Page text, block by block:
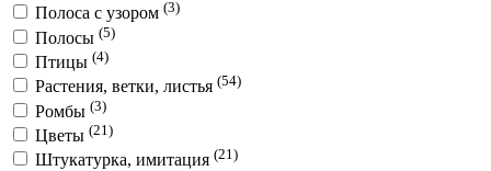
Полоса с узором (3)
Полосы (5)
Птицы (4)
Растения, ветки, листья (54)
Ромбы (3)
Цветы (21)
Штукатурка, имитация (21)